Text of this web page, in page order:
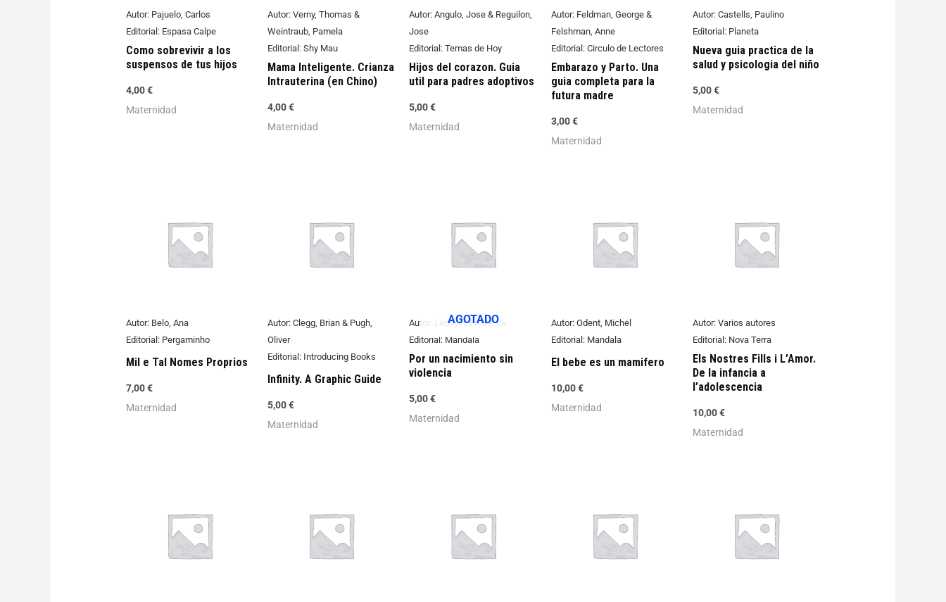
Autor:Pajuelo, Carlos
Editorial:Espasa Calpe
Como sobrevivir a los
suspensos de tus hijos
4,00€
Maternidad
Autor: Verny, Thomas &
Weintraub, Pamela
Editorial: Shy Mau
Mama Inteligente. Crianza
Intrauterina (en Chino)
4,00€
Maternidad
Autor: Angulo, Jose & Reguilon,
Jose
Editorial: Temas de Hoy
Hijos del corazon. Guia
util para padres adoptivos
5,00€
Maternidad
Autor:Feldman, George &
Felshman, Anne
Editorial:Circulo de Lectores
Embarazo y Parto. Una
guia completa para la
futura madre
3,00€
Maternidad
Autor:Castells, Paulino
Editorial:Planeta
Nueva guia practica de la
salud y psicologia del niño
5,00€
Maternidad
Autor:Belo, Ana
Editorial:Pergaminho
Mil e Tal Nomes Proprios
7,00€
Maternidad
Autor: Clegg, Brian & Pugh,
Oliver
Editorial: Introducing Books
Infinity. A Graphic Guide
5,00€
Maternidad
AGOTADO
Autor:
Leboyer, Frederick
Editorial: Mandala
Por un nacimiento sin
violencia
5,00€
Maternidad
Autor:Odent, Michel
Editorial:Mandala
El bebe es un mamifero
10,00€
Maternidad
Autor:Varios autores
Editorial:Nova Terra
Els Nostres Fills i L’Amor.
De la infancia a
l’adolescencia
10,00€
Maternidad